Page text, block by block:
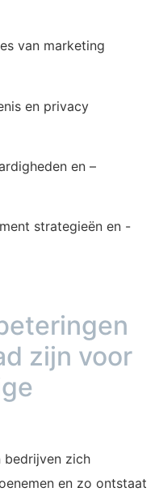
van marketing
en privacy
en –
strategieën en -
zijn voor
bedrijven zich
en zo ontstaat